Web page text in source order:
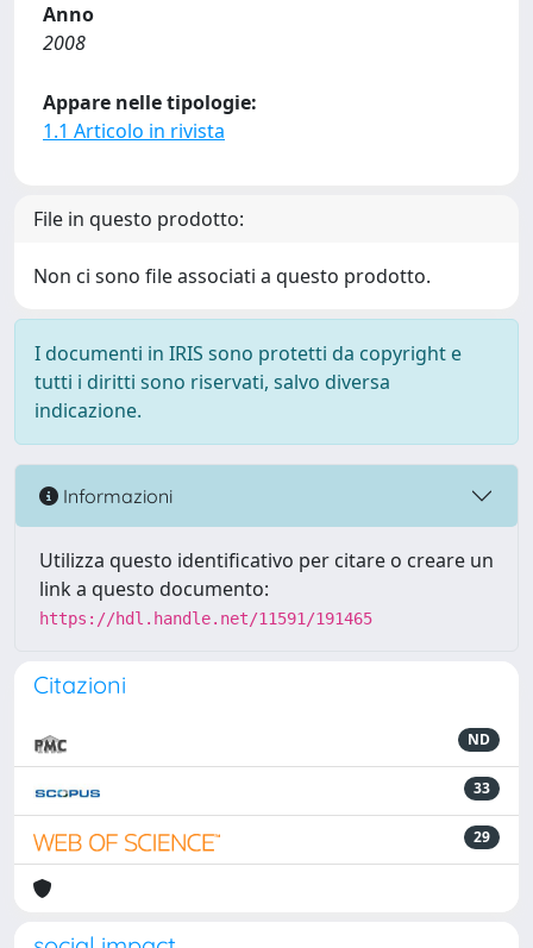
Anno
2008
Appare nelle tipologie:
1.1 Articolo in rivista
File in questo prodotto:
Non ci sono file associati a questo prodotto.
I documenti in IRIS sono protetti da copyright e
tutti i diritti sono riservati, salvo diversa
indicazione.
Informazioni
Utilizza questo identificativo per citare o creare un
link a questo documento:
https://hdl.handle.net/11591/191465
Citazioni
ND
33
29